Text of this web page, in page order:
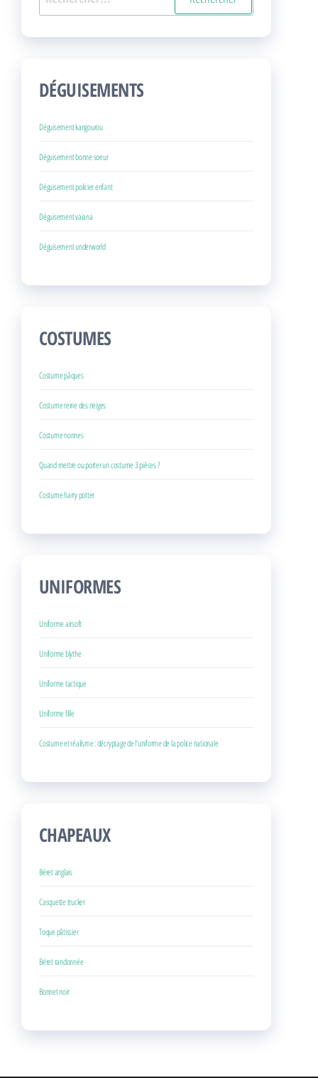
DÉGUISEMENTS
Déguisement kangourou
Déguisement bonne soeur
Déguisement policier enfant
Déguisement vaiana
Déguisement underworld
COSTUMES
Costume pâques
Costume reine des neiges
Costume nonnes
Quand mettre ou porter un costume 3 pièces ?
Costume harry potter
UNIFORMES
Uniforme airsoft
Uniforme blythe
Uniforme tactique
Uniforme fille
Costume et réalisme : décryptage de l’uniforme de la police nationale
CHAPEAUX
Béret anglais
Casquette trucker
Toque pâtissier
Béret randonnée
Bonnet noir